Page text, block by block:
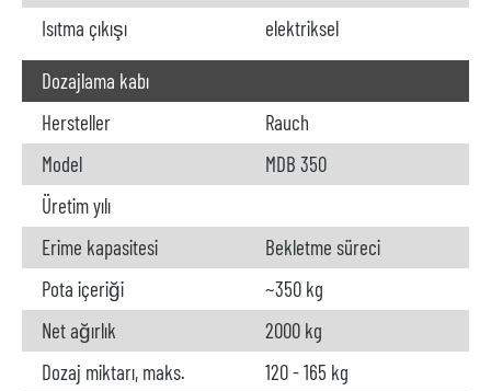
Isıtma çıkışı elektriksel
Dozajlama kabı
Hersteller
Rauch
Model
MDB 350
Üretim yılı
Erime kapasitesi
Bekletme süreci
Pota içeriği
~350 kg
Net ağırlık
2000 kg
Dozaj miktarı, maks.
120 - 165 kg